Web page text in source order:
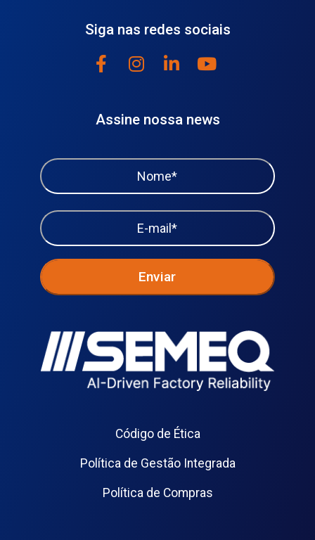
Siga nas redes sociais
Assine nossa news
Código de Ética
Política de Gestão Integrada
Política de Compras